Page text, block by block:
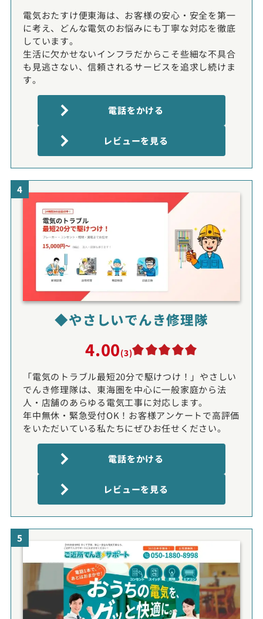
電気おたすけ便東海は、お客様の安心・安全を第一
に考え、どんな電気のお悩みにも丁寧な対応を徹底
しています。
生活に欠かせないインフラだからこそ些細な不具合
も見逃さない、信頼されるサービスを追求し続けま
す。
電話をかける
レビューを見る
4
◆やさしいでんき修理隊
4.00(3)
「電気のトラブル最短20分で駆けつけ！」やさしい
でんき修理隊は、東海圏を中心に一般家庭から法
人・店舗のあらゆる電気工事に対応します。
年中無休・緊急受付OK！お客様アンケートで高評価
をいただいている私たちにぜひお任せください。
電話をかける
レビューを見る
5